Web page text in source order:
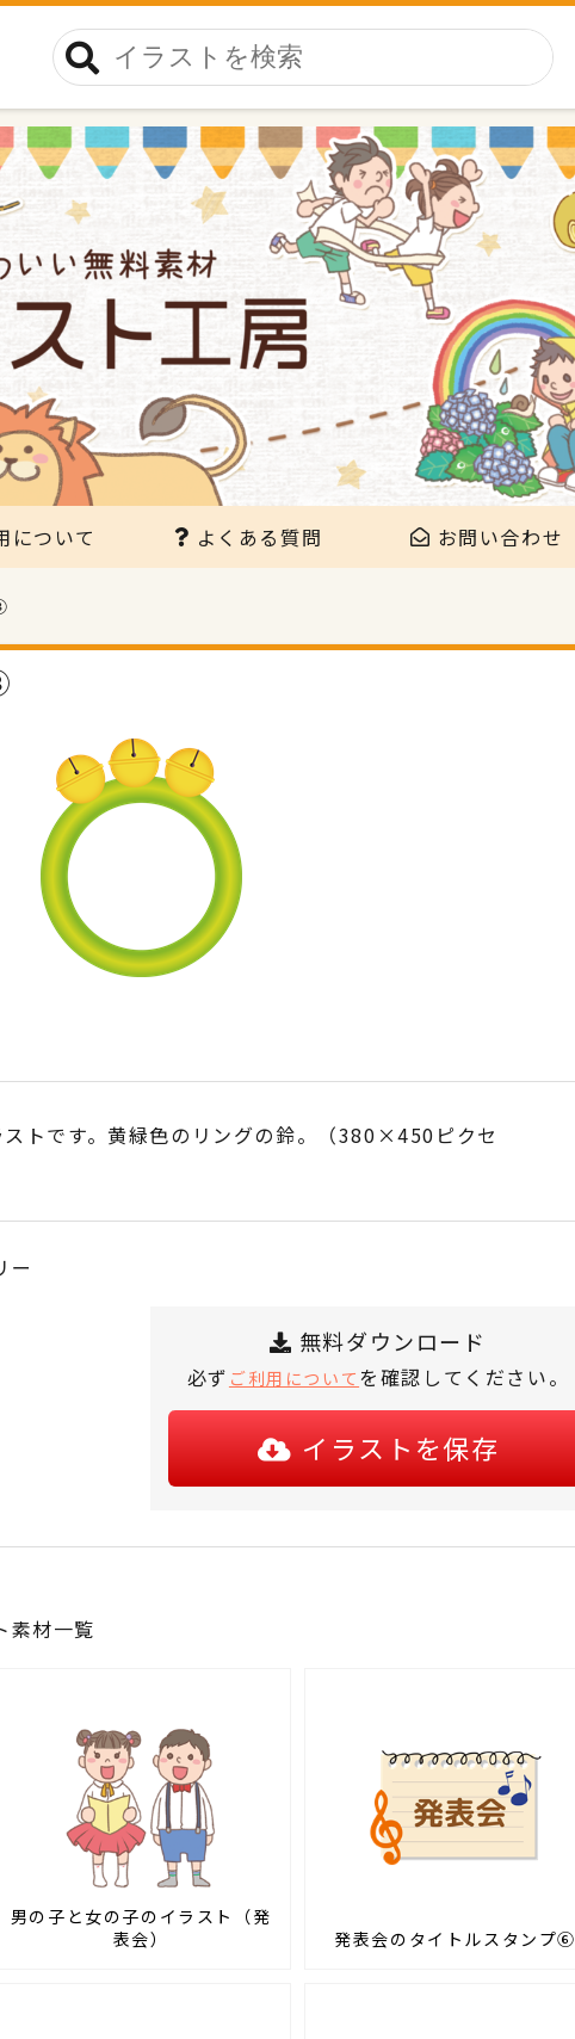
について よくある質問 お問い合わせ
トです。黄緑色のリングの鈴。（380×450ピクセ
ー
無料ダウンロード
必ず ご利用について を確認してください。
イラストを保存
素材一覧
男の子と女の子のイラスト（発
表会）
発表会のタイトルスタンプ⑥